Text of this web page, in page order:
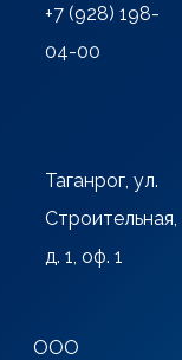
+7 (928) 198-
04-00
Таганрог, ул.
Строительная,
д. 1, оф. 1
ООО